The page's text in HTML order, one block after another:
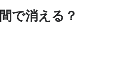
で消える？